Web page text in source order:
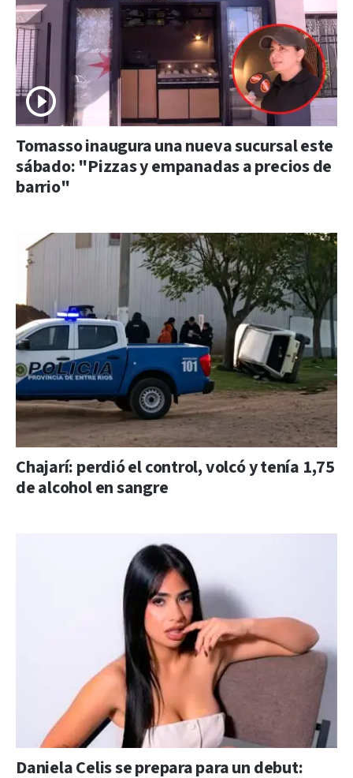
Tomasso inaugura una nueva sucursal este
sábado: "Pizzas y empanadas a precios de
barrio"
Chajarí: perdió el control, volcó y tenía 1,75
de alcohol en sangre
Daniela Celis se prepara para un debut: